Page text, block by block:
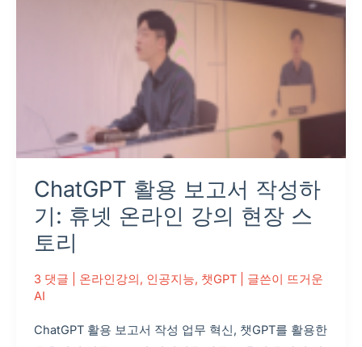
ChatGPT 활용 보고서 작성하
기: 휴넷 온라인 강의 현장 스
토리
3 댓글 온라인강의 , 인공지능, 챗GPT| 글쓴이 뜨거운
AI
ChatGPT 활용 보고서 작성 업무 혁신, 챗GPT를 활용한
의
현
스
토
리